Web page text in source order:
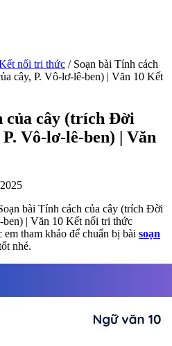
nối tri thức /Soạn bài Tính cách
cây, P. Vô-lơ-lê-ben) | Văn 10 Kết
của cây (trích Đời
Vô-lơ-lê-ben) | Văn
bài Tính cách của cây (trích Đời
ben) | Văn 10 Kết nối tri thức
em tham khảo để chuẩn bị bài soạn
nhé.